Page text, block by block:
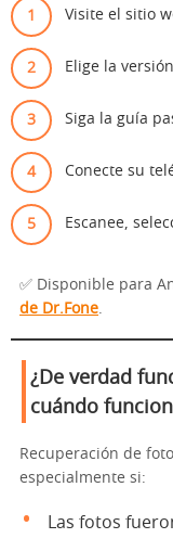
Visite el sitio
Elige la
Siga la guía
Conecte su
Escanee,
✅ Disponible para
de Dr.Fone
¿De verdad
cuándo
Recuperación de
especialmente si:
Las fotos